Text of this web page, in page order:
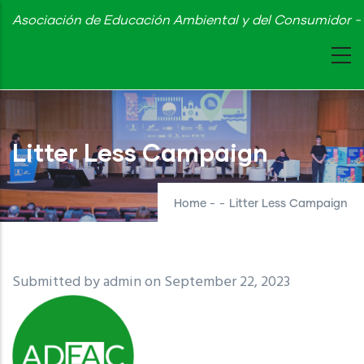
Skip
content
Asociación de Educación Ambiental y del Consumidor
Litter Less Campaign
Home - - Litter Less Campaign
Submitted byadminon September 22, 2023